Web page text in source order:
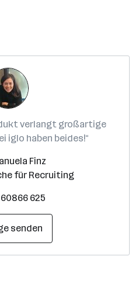
verlangt großartige
iglo haben beides!“
Finz
für Recruiting
60866 625
senden